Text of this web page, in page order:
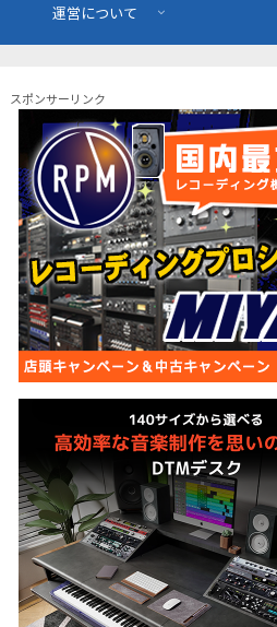
運営について
スポンサーリンク